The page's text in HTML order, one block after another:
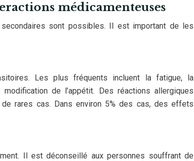
médicamenteuses
sont possibles. Il est important de les
Les plus fréquents incluent la fatigue, la
de l’appétit. Des réactions allergiques
de rares cas. Dans environ 5% des cas, des effets
Il est déconseillé aux personnes souffrant de